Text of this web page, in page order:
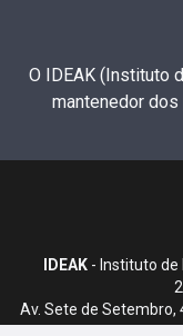
O IDEAK (Instituto
mantenedor
IDEAK- Instituto de
Av. Sete de Setembro,